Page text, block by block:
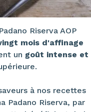
Riserva AOP
mois d'affinage
un goût intense et
à nos recettes
Padano Riserva, par